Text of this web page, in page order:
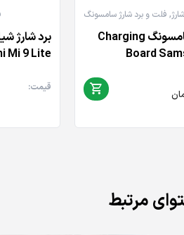
, فلت و برد شارژ سامسونگ
برد شارژ سامسونگ Charging
Board
Mi 9 Lite
قیمت:
مرتبط